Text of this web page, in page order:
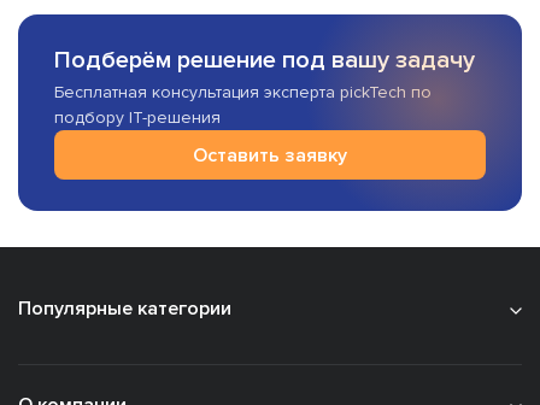
Подберём решение под вашу задачу
Бесплатная консультация эксперта pickTech по
подбору IT-решения
Оставить заявку
Популярные категории